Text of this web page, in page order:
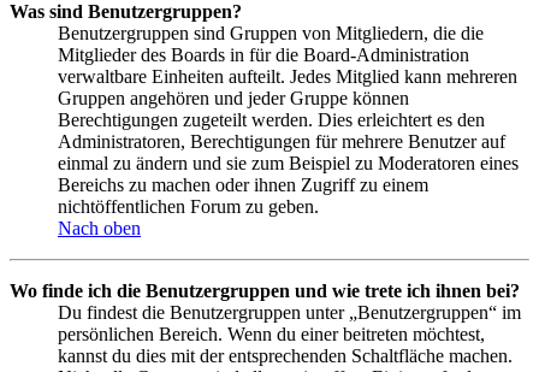
Was sind Benutzergruppen?
Benutzergruppen sind Gruppen von Mitgliedern, die die
Mitglieder des Boards in für die Board-Administration
verwaltbare Einheiten aufteilt. Jedes Mitglied kann mehreren
Gruppen angehören und jeder Gruppe können
Berechtigungen zugeteilt werden. Dies erleichtert es den
Administratoren, Berechtigungen für mehrere Benutzer auf
einmal zu ändern und sie zum Beispiel zu Moderatoren eines
Bereichs zu machen oder ihnen Zugriff zu einem
nichtöffentlichen Forum zu geben.
Nach oben
Wo finde ich die Benutzergruppen und wie trete ich ihnen bei?
Du findest die Benutzergruppen unter „Benutzergruppen“ im
persönlichen Bereich. Wenn du einer beitreten möchtest,
kannst du dies mit der entsprechenden Schaltfläche machen.